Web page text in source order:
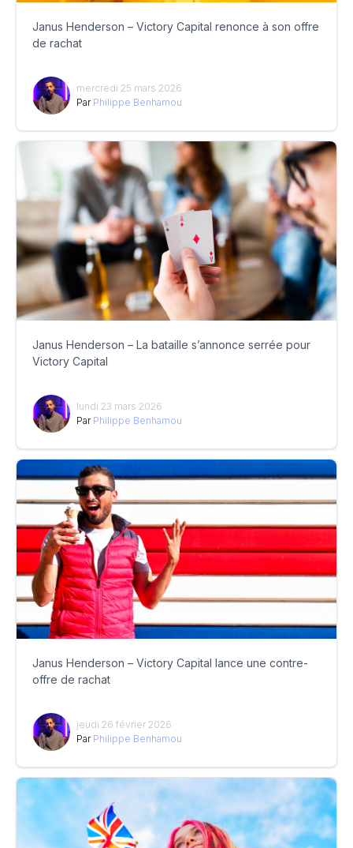
Janus Henderson – Victory Capital renonce à son offre
de rachat
mercredi 25 mars 2026
Par Philippe Benhamou
Janus Henderson – La bataille s’annonce serrée pour
Victory Capital
lundi 23 mars 2026
Par Philippe Benhamou
Janus Henderson – Victory Capital lance une contre-
offre de rachat
jeudi 26 février 2026
Par Philippe Benhamou